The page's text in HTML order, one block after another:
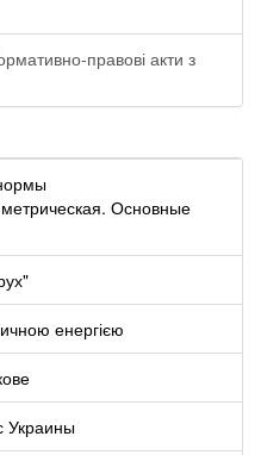
правові акти з
Основные
енергією
Украины